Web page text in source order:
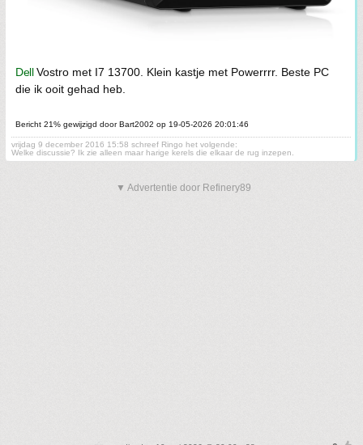
DellVostro met I7 13700. Klein kastje met Powerrrr. Beste PC
die ik ooit gehad heb.
Bericht 21% gewijzigd door Bart2002 op 19-05-2026 20:01:46
vrijdag 9 december 2016 15:58 schreef Ringo het volgende:
Welke discussie? Ik zie alleen maar harige kerels die elkaar de rug inzepen.
▼ Advertentie door Refinery89